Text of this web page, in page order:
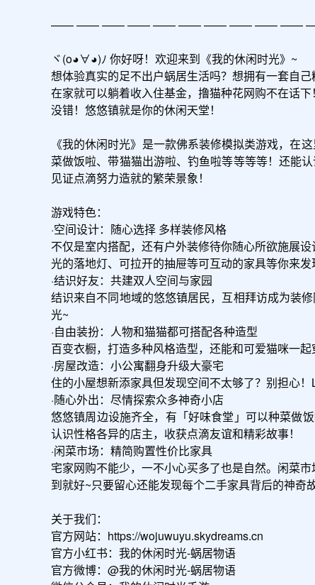
—— —— —— —— —— —— —— —— —— ——
ヾ(o◕∀◕)ﾉ 你好呀！欢迎来到《我的休闲时光》~
想体验真实的足不出户蜗居生活吗？想拥有一套自己
在家就可以躺着收入住基金，撸猫种花网购不在话
没错！悠悠镇就是你的休闲天堂！
《我的休闲时光》是一款佛系装修模拟类游戏，在
菜做饭啦、带猫猫出游啦、钓鱼啦等等等等！还能
见证点滴努力造就的繁荣景象！
游戏特色：
·空间设计：随心选择 多样装修风格
不仅是室内搭配，还有户外装修待你随心所欲施展
光的落地灯、可拉开的抽屉等可互动的家具等你来发
·结识好友：共建双人空间与家园
结识来自不同地域的悠悠镇居民，互相拜访成为装
光~
·自由装扮：人物和猫猫都可搭配各种造型
百变衣橱，打造多种风格造型，还能和可爱猫咪一
·房屋改造：小公寓翻身升级大豪宅
住的小屋想新添家具但发现空间不太够了？别担心
·随心外出：尽情探索众多神奇小店
悠悠镇周边设施齐全，有「好味食堂」可以种菜做
认识性格各异的店主，收获点滴友谊和精彩故事！
·闲菜市场：精简购置性价比家具
宅家网购不能少，一不小心买多了也是自然。闲菜
到就好~只要留心还能发现每个二手家具背后的神奇故
关于我们：
官方网站：https://wojuwuyu.skydreams.cn
官方小红书：我的休闲时光-蜗居物语
官方微博：@我的休闲时光-蜗居物语